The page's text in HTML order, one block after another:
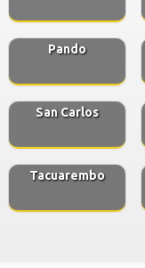
Pando
San Carlos
Tacuarembo